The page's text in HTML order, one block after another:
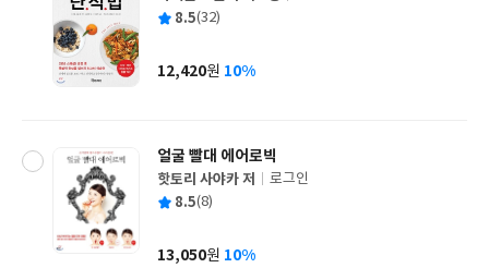
글
쓴
출
사
평 8.5(32)
가
12,420원 10%
얼굴 빨대 에어로빅
글
쓴
핫토리 사야카 저
출
사
로그인
평 8.5(8)
13,050원 10%